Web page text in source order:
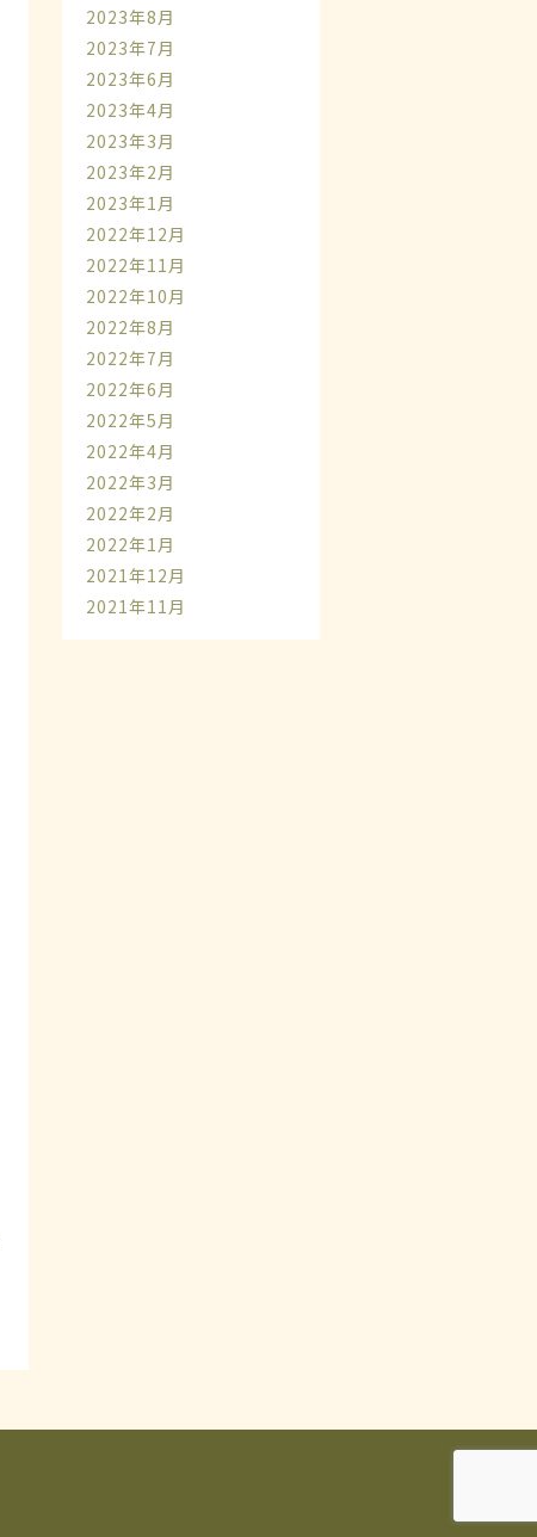
2023年8月
2023年7月
2023年6月
2023年4月
2023年3月
2023年2月
2023年1月
2022年12月
2022年11月
2022年10月
2022年8月
2022年7月
2022年6月
2022年5月
2022年4月
2022年3月
2022年2月
2022年1月
2021年12月
2021年11月